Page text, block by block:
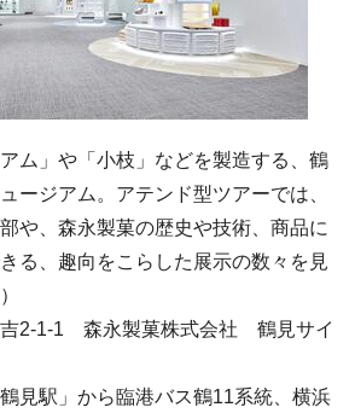
ム」や「小枝」などを製造する、鶴
ージアム。アテンド型ツアーでは、
や、森永製菓の歴史や技術、商品に
る、趣向をこらした展示の数々を見
吉2-1-1 森永製菓株式会社 鶴見サイ
見駅」から臨港バス鶴11系統、横浜